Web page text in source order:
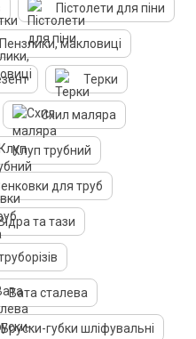
Пістолети для піни
Пензлики, макловиці
Терки
Схил маляра
Клуп трубний
для труб
та тази
Вата сталева
Бруски-губки шліфувальні